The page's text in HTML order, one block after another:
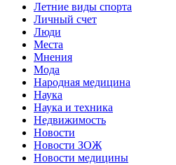
Летние виды спорта
Личный счет
Люди
Места
Мнения
Мода
Народная медицина
Наука
Наука и техника
Недвижимость
Новости
Новости ЗОЖ
Новости медицины